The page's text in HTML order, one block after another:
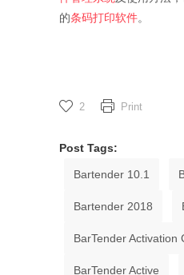
的条码打印软件。
2 Print
Post Tags:
Bartender 10.1
Bartender 2018
BarTender Activation
BarTender Active